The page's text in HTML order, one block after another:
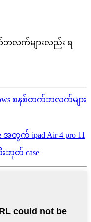
ဘလက်များလည်း ရ
စနစ်တက်ဘလက်များ
အတွက် ipad Air 4 pro 11
ဘုတ် case